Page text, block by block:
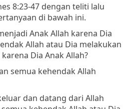
8:23-47 dengan teliti lalu
di bawah ini.
Anak Allah karena Dia
Allah atau Dia melakukan
Dia Anak Allah?
semua kehendak Allah
dan datang dari Allah